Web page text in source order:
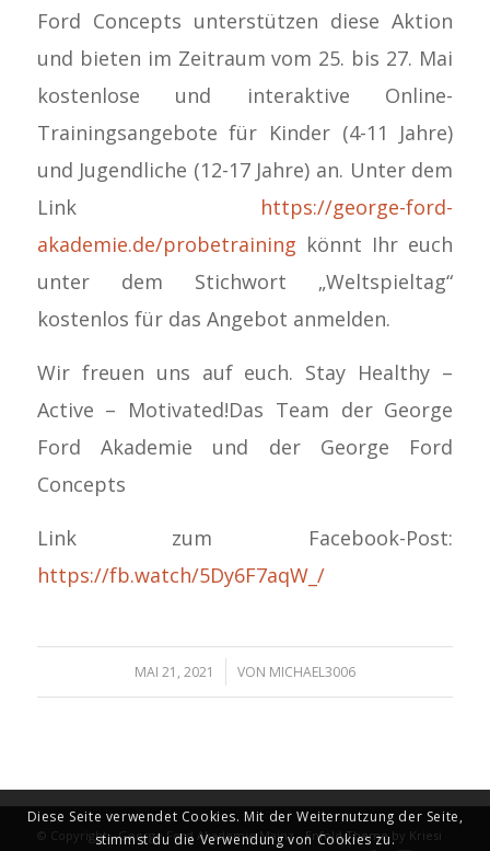
Ford Concepts unterstützen diese Aktion
und bieten im Zeitraum vom 25. bis 27. Mai
kostenlose und interaktive Online-
Trainingsangebote für Kinder (4-11 Jahre)
und Jugendliche (12-17 Jahre) an. Unter dem
Link https://george-ford-
akademie.de/probetraining könnt Ihr euch
unter dem Stichwort „Weltspieltag“
kostenlos für das Angebot anmelden.
Wir freuen uns auf euch. Stay Healthy –
Active – Motivated!Das Team der George
Ford Akademie und der George Ford
Concepts
Link zum Facebook-Post:
https://fb.watch/5Dy6F7aqW_/
MAI 21, 2021
/ VON MICHAEL3006
© Copyright - George Ford Akademie Mainz -Enfold Theme by Kriesi
Diese Seite verwendet Cookies. Mit der Weiternutzung der Seite,
stimmst du die Verwendung von Cookies zu.